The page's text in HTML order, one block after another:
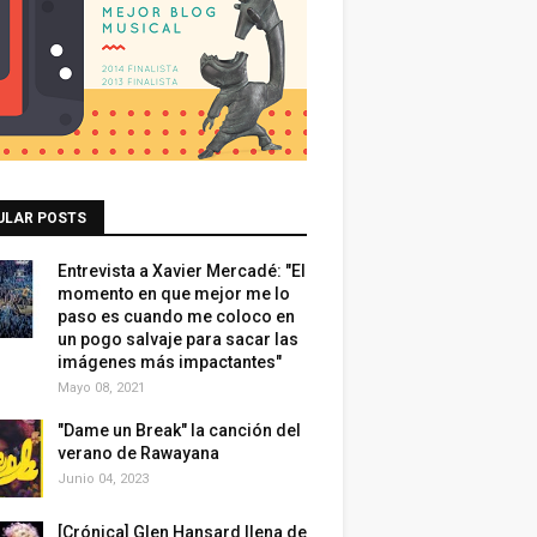
POSTS
Entrevista a Xavier Mercadé: "El
momento en que mejor me lo
paso es cuando me coloco en
un pogo salvaje para sacar las
imágenes más impactantes"
Mayo 08, 2021
"Dame un Break" la canción del
verano de Rawayana
Junio 04, 2023
[Crónica] Glen Hansard llena de